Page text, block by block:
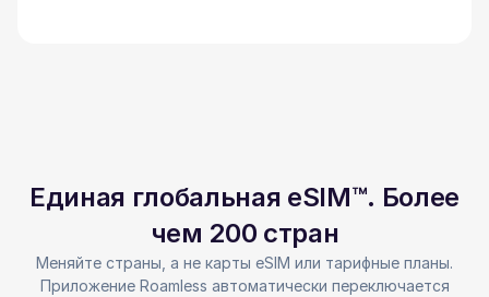
Единая глобальная eSIM™. Более
чем 200 стран
Меняйте страны, а не карты eSIM или тарифные планы.
Приложение Roamless автоматически переключается